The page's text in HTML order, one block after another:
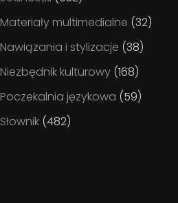
Materiały multimedialne (32)
Nawiązania i stylizacje (38)
Niezbędnik kulturowy (168)
Poczekalnia językowa (59)
Słownik (482)